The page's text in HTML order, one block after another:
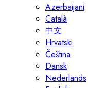
Azerbaijani
Català
中文
Hrvatski
Čeština
Dansk
Nederlands